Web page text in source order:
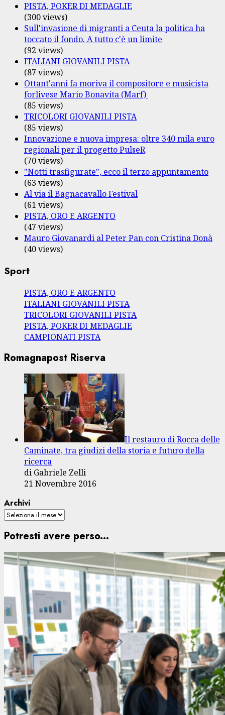
PISTA, POKER DI MEDAGLIE
(300 views)
Sull'invasione di migranti a Ceuta la politica ha
toccato il fondo. A tutto c'è un limite
(92 views)
ITALIANI GIOVANILI PISTA
(87 views)
Ottant'anni fa moriva il compositore e musicista
forlivese Mario Bonavita (Marf)
(85 views)
TRICOLORI GIOVANILI PISTA
(85 views)
Innovazione e nuova impresa: oltre 340 mila euro
regionali per il progetto PulseR
(70 views)
"Notti trasfigurate", ecco il terzo appuntamento
(63 views)
Al via il Bagnacavallo Festival
(61 views)
PISTA, ORO E ARGENTO
(47 views)
Mauro Giovanardi al Peter Pan con Cristina Donà
(40 views)
Sport
PISTA, ORO E ARGENTO
ITALIANI GIOVANILI PISTA
TRICOLORI GIOVANILI PISTA
PISTA, POKER DI MEDAGLIE
CAMPIONATI PISTA
Romagnapost Riserva
Il restauro di Rocca delle
Caminate, tra giudizi della storia e futuro della
ricerca
di Gabriele Zelli
21 Novembre 2016
Archivi
Potresti avere perso...